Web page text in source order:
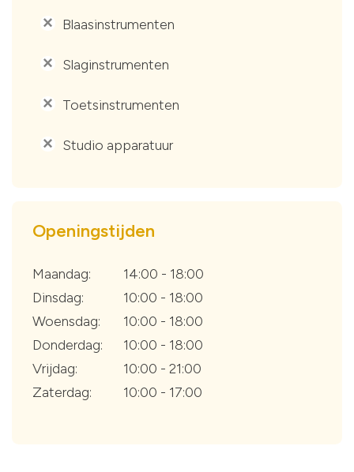
' Blaasinstrumenten
' Slaginstrumenten
' Toetsinstrumenten
' Studio apparatuur
Openingstijden
Maandag:
14:00 - 18:00
Dinsdag:
10:00 - 18:00
Woensdag:
10:00 - 18:00
Donderdag:
10:00 - 18:00
Vrijdag:
10:00 - 21:00
Zaterdag:
10:00 - 17:00